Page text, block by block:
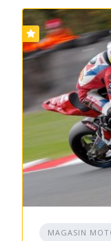
MAGASIN